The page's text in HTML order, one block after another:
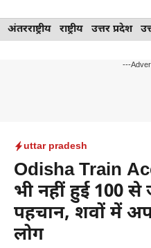
Skip
to
अंतरराष्ट्रीय राष्ट्रीय उत्तर प्रदेश
---
uttar pradesh
Odisha Train
भी नहीं हुई 100 से
पहचान, शवों में
लोग